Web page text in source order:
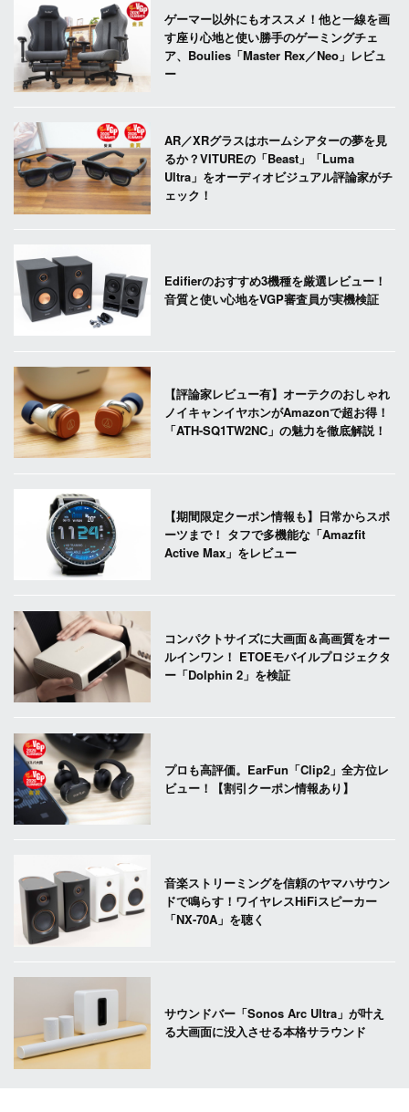
ゲーマー以外にもオススメ！他と一線を画
す座り心地と使い勝手のゲーミングチェ
ア、Boulies「Master Rex／Neo」レビュ
ー
AR／XRグラスはホームシアターの夢を見
るか？VITUREの「Beast」「Luma
Ultra」をオーディオビジュアル評論家がチ
ェック！
Edifierのおすすめ3機種を厳選レビュー！
音質と使い心地をVGP審査員が実機検証
【評論家レビュー有】オーテクのおしゃれ
ノイキャンイヤホンがAmazonで超お得！
「ATH-SQ1TW2NC」の魅力を徹底解説！
【期間限定クーポン情報も】日常からスポ
ーツまで！ タフで多機能な「Amazfit
Active Max」をレビュー
コンパクトサイズに大画面＆高画質をオー
ルインワン！ ETOEモバイルプロジェクタ
ー「Dolphin 2」を検証
プロも高評価。EarFun「Clip2」全方位レ
ビュー！【割引クーポン情報あり】
音楽ストリーミングを信頼のヤマハサウン
ドで鳴らす！ワイヤレスHiFiスピーカー
「NX-70A」を聴く
サウンドバー「Sonos Arc Ultra」が叶え
る大画面に没入させる本格サラウンド